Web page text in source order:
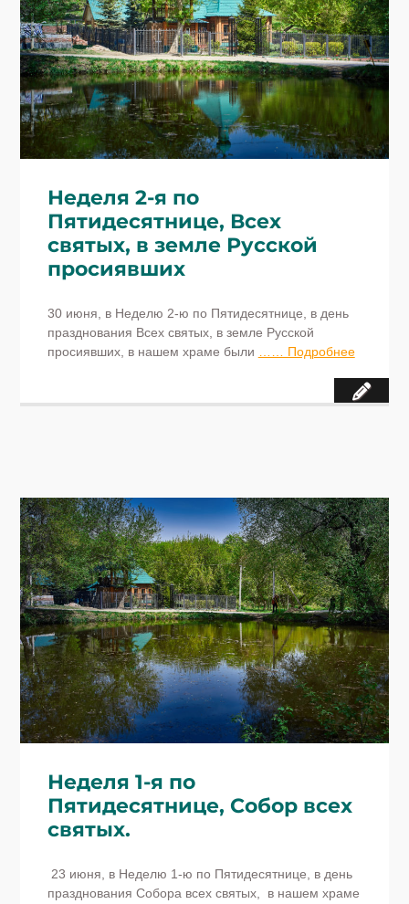
Неделя 2-я по
Пятидесятнице, Всех
святых, в земле Русской
просиявших
30 июня, в Неделю 2-ю по Пятидесятнице, в день
празднования Всех святых, в земле Русской
просиявших, в нашем храме были
…… Подробнее
Неделя 1-я по
Пятидесятнице, Собор всех
святых.
23 июня, в Неделю 1-ю по Пятидесятнице, в день
празднования Собора всех святых, в нашем храме